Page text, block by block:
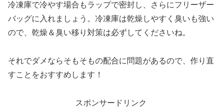
冷凍庫で冷やす場合もラップで密封し、さらにフリーザー
バッグに入れましょう。冷凍庫は乾燥しやすく臭いも強い
ので、乾燥＆臭い移り対策は必ずしてくださいね。
それでダメならそもそもの配合に問題があるので、作り直
すことをおすすめします！
スポンサードリンク